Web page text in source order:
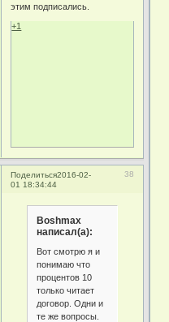
этим подписались.
+1
Поделиться 38
2016-02-
01 18:34:44
Boshmax
написал(а):
Вот смотрю я и
понимаю что
процентов 10
только читает
договор. Одни и
те же вопросы.